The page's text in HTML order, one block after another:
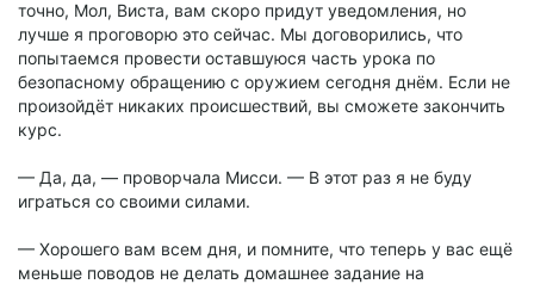
точно, Мол, Виста, вам скоро придут уведомления, но
лучше я проговорю это сейчас. Мы договорились, что
попытаемся провести оставшуюся часть урока по
безопасному обращению с оружием сегодня днём. Если не
произойдёт никаких происшествий, вы сможете закончить
курс.
— Да, да, — проворчала Мисси. — В этот раз я не буду
играться со своими силами.
— Хорошего вам всем дня, и помните, что теперь у вас ещё
меньше поводов не делать домашнее задание на